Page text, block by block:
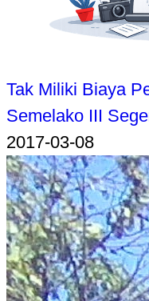
Tak Miliki Biaya
Semelako III
2017-03-08